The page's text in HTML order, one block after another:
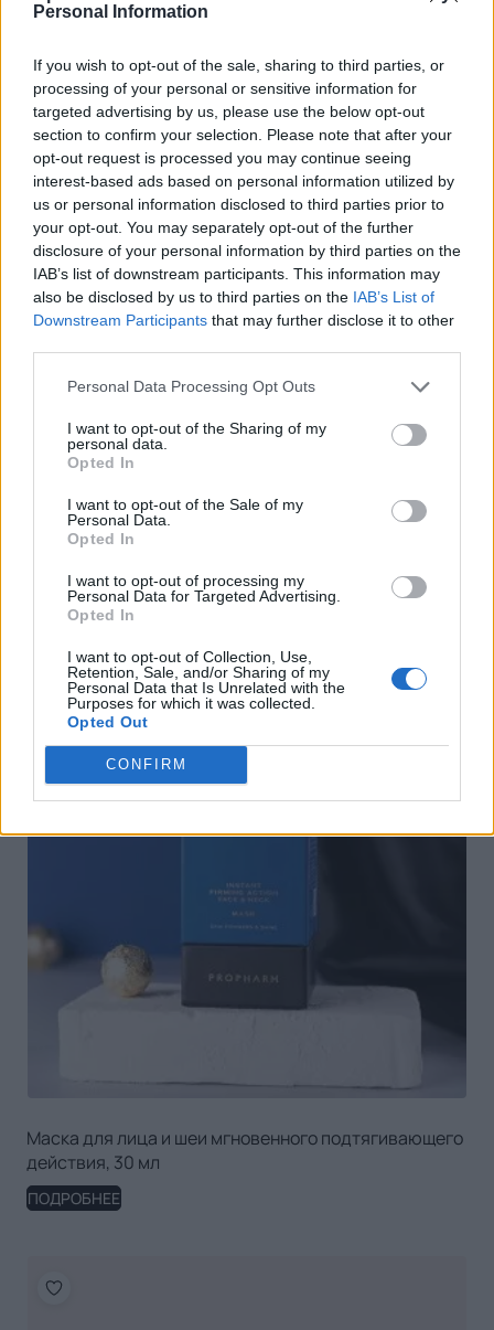
Personal Information
If you wish to opt-out of the sale, sharing to third parties, or
processing of your personal or sensitive information for
targeted advertising by us, please use the below opt-out
section to confirm your selection. Please note that after your
opt-out request is processed you may continue seeing
interest-based ads based on personal information utilized by
us or personal information disclosed to third parties prior to
your opt-out. You may separately opt-out of the further
disclosure of your personal information by third parties on the
IAB’s list of downstream participants. This information may
also be disclosed by us to third parties on the IAB’s List of
Downstream Participants that may further disclose it to other
Personal Data Processing Opt Outs
I want to opt-out of the Sharing of my
personal data.
Opted In
I want to opt-out of the Sale of my
Personal Data.
Opted In
I want to opt-out of processing my
Personal Data for Targeted Advertising.
Opted In
I want to opt-out of Collection, Use,
Retention, Sale, and/or Sharing of my
Personal Data that Is Unrelated with the
Purposes for which it was collected.
Opted Out
CONFIRM
ПОДРОБНЕЕ
Маска для лица и шеи мгновенного подтягивающего
действия, 30 мл
ПОДРОБНЕЕ